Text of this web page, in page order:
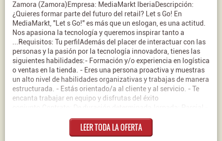
Zamora (Zamora)Empresa: MediaMarkt IberiaDescripción:
¿Quieres formar parte del futuro del retail? Let s Go! En
MediaMarkt, "Let s Go!" es más que un eslogan, es una actitud.
Nos apasiona la tecnología y queremos inspirar tanto a
...Requisitos: Tu perfilAdemás del placer de interactuar con las
personas y la pasión por la tecnología innovadora, tienes las
siguientes habilidades:- Formación y/o experiencia en logística
o ventas en la tienda. - Eres una persona proactiva y muestras
un alto nivel de habilidades organizativas y trabajas de manera
estructurada. - Estás orientado/a al cliente y al servicio. - Te
encanta trabajar en equipo y disfrutas del éxito
LEER TODA LA OFERTA